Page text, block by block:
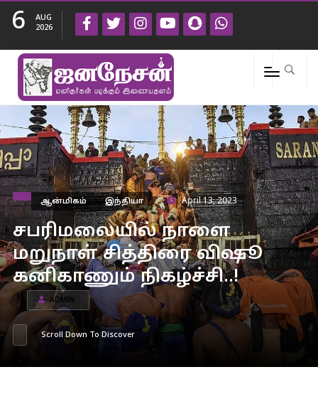
6
AUG
2026
ஆன்மிகம் இந்தியா April 13, 2023
சபரிமலையில் நாளை
மறுநாள் சித்திரை விஷூ
கனிகாணும் நிகழ்ச்சி..!
ADMIN
Scroll Down To Discover